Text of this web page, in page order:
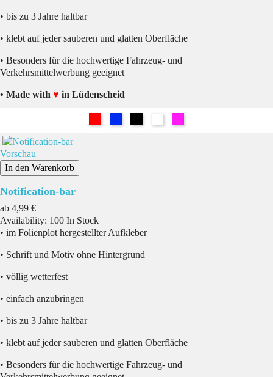
• bis zu 3 Jahre haltbar
• klebt auf jeder sauberen und glatten Oberfläche
• Besonders für die hochwertige Fahrzeug- und
Verkehrsmittelwerbung geeignet
• Made with ♥ in Lüdenscheid
Vorschau
In den Warenkorb
Notification-bar
ab Preis
4,99 €
Availability: 100 In Stock
• im Folienplot hergestellter Aufkleber
• Schrift und Motiv ohne Hintergrund
• völlig wetterfest
• einfach anzubringen
• bis zu 3 Jahre haltbar
• klebt auf jeder sauberen und glatten Oberfläche
• Besonders für die hochwertige Fahrzeug- und